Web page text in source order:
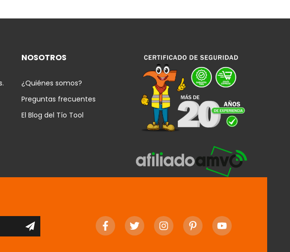
NOSOTROS
¿Quiénes somos?
Preguntas frecuentes
El Blog del Tío Tool